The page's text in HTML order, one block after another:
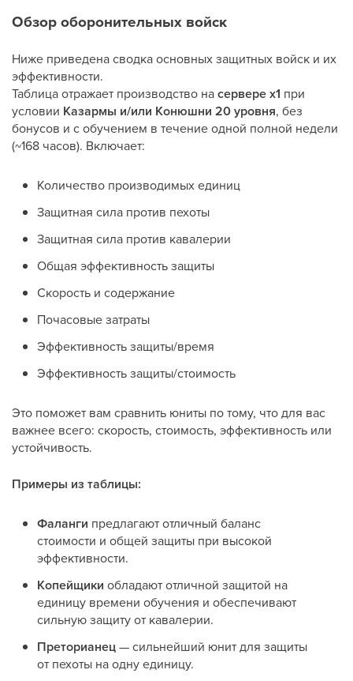
Обзор оборонительных войск
Ниже приведена сводка основных защитных войск и их
эффективности.
Таблица отражает производство насервере x1 при
условии Казармы и/или Конюшни 20 уровня, без
бонусов и с обучением в течение одной полной недели
(~168 часов). Включает:
Количество производимых единиц
Защитная сила против пехоты
Защитная сила против кавалерии
Общая эффективность защиты
Скорость и содержание
Почасовые затраты
Эффективность защиты/время
Эффективность защиты/стоимость
Это поможет вам сравнить юниты по тому, что для вас
важнее всего: скорость, стоимость, эффективность или
устойчивость.
Примеры из таблицы:
Фаланги предлагают отличный баланс
стоимости и общей защиты при высокой
эффективности.
Копейщики обладают отличной защитой на
единицу времени обучения и обеспечивают
сильную защиту от кавалерии.
Преторианец— сильнейший юнит для защиты
от пехоты на одну единицу.